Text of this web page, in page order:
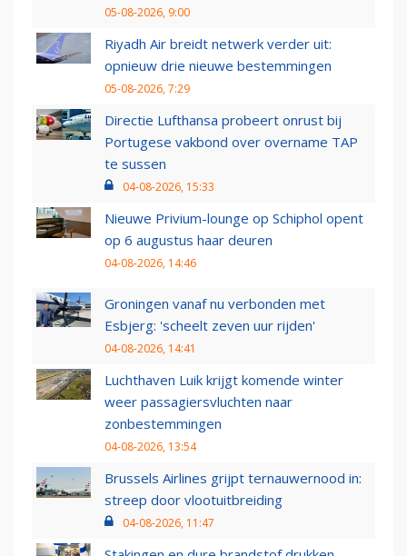
05-08-2026, 9:00
Riyadh Air breidt netwerk verder uit:
opnieuw drie nieuwe bestemmingen
05-08-2026, 7:29
Directie Lufthansa probeert onrust bij
Portugese vakbond over overname TAP
te sussen
04-08-2026, 15:33
Nieuwe Privium-lounge op Schiphol opent
op 6 augustus haar deuren
04-08-2026, 14:46
Groningen vanaf nu verbonden met
Esbjerg: 'scheelt zeven uur rijden'
04-08-2026, 14:41
Luchthaven Luik krijgt komende winter
weer passagiersvluchten naar
zonbestemmingen
04-08-2026, 13:54
Brussels Airlines grijpt ternauwernood in:
streep door vlootuitbreiding
04-08-2026, 11:47